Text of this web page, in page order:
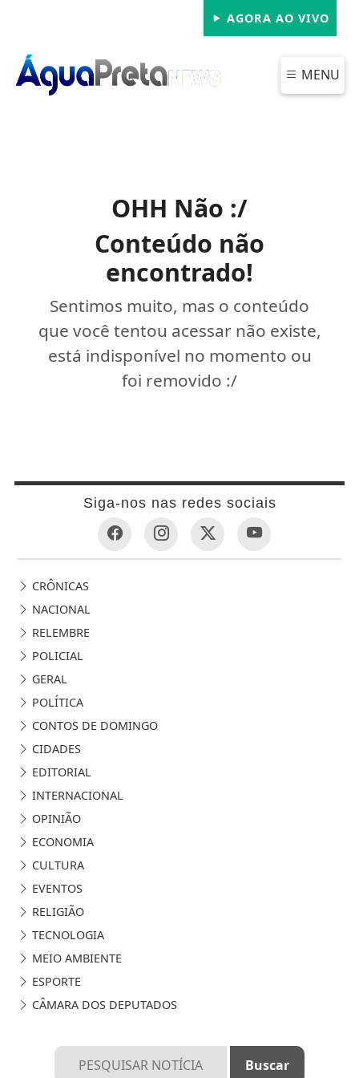
AGORA AO VIVO
MENU
OHH Não :/
Conteúdo não
encontrado!
Sentimos muito, mas o conteúdo
que você tentou acessar não existe,
está indisponível no momento ou
foi removido :/
Siga-nos nas redes sociais
CRÔNICAS
NACIONAL
RELEMBRE
POLICIAL
GERAL
POLÍTICA
CONTOS DE DOMINGO
CIDADES
EDITORIAL
INTERNACIONAL
OPINIÃO
ECONOMIA
CULTURA
EVENTOS
RELIGIÃO
TECNOLOGIA
MEIO AMBIENTE
ESPORTE
CÂMARA DOS DEPUTADOS